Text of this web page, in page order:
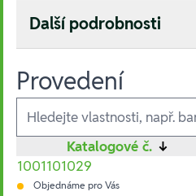
Další podrobnosti
Provedení
Ausführungen
Katalogové č. ↓
1001101029
Objednáme pro Vás